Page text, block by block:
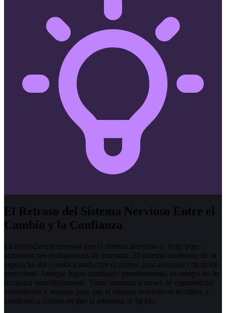
El Retraso del Sistema Nervioso Entre el
Cambio y la Confianza
La neurociencia muestra que el sistema nervioso es lento para
actualizar sus evaluaciones de amenaza. El sistema autónomo de tu
esposa ha sido condicionado con el tiempo para asociarte con dolor
emocional. Aunque hayas cambiado genuinamente, su cuerpo no lo
reconoce inmediatamente. Toma semanas o meses de experiencias
consistentes y seguras para que el sistema nervioso se recalibre y
comience a confiar en que la amenaza se ha ido.